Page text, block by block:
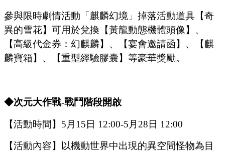
參與限時劇情活動「麒麟幻境」掉落活動道具【奇
異的雪花】可用於兌換【黃龍動態機體頭像】、
【高級代金券：幻麒麟】、【宴會邀請函】、【麒
麟寶箱】、【重型經驗膠囊】等豪華獎勵。
◆次元大作戰-戰鬥階段開啟
【活動時間】 5 月 15 日 12:00-5 月 28 日 12:00
【活動內容】以機動世界中出現的異空間怪物為目